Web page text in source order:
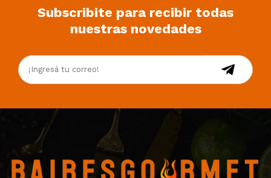
Subscribite para recibir todas
nuestras novedades